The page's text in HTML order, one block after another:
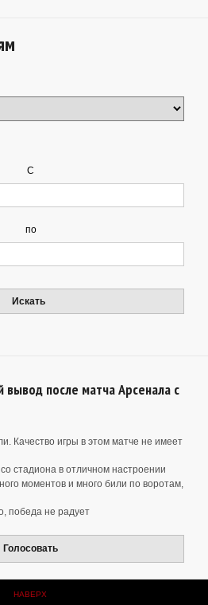
С
по
Искать
вывод после матча Арсенала с
Качество игры в этом матче не имеет
стадиона в отличном настроении
моментов и много били по воротам,
победа не радует
Голосовать
НАВЕРХ